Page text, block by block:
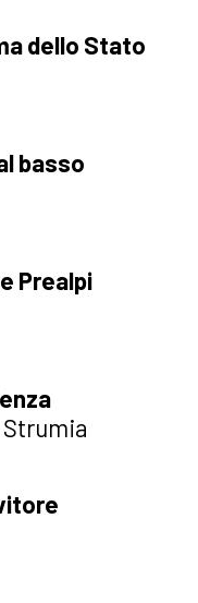
dello Stato
basso
Prealpi
Strumia